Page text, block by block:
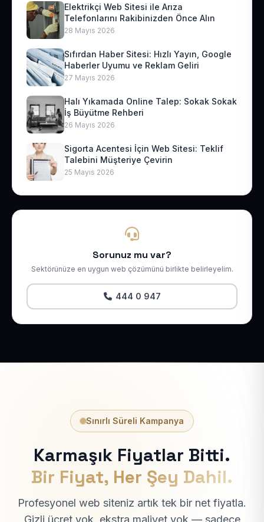
Elektrikçi Web Sitesi ile Arıza
Telefonlarını Rakibinizden Önce Alın
28 Mayıs 2026
Sıfırdan Haber Sitesi: Hızlı Yayın, Google
Haberler Uyumu ve Reklam Geliri
27 Mayıs 2026
Halı Yıkamada Online Talep: Sokak Sokak
İş Büyütme Rehberi
26 Mayıs 2026
Sigorta Acentesi İçin Web Sitesi: Teklif
Talebini Müşteriye Çevirin
25 Mayıs 2026
Sorunuz mu var?
Sektörünüze en uygun web çözümünü birlikte belirleyelim.
444 0 947
Sınırlı Süreli Kampanya
Karmaşık Fiyatlar Bitti.
Bir Fiyat, Her Şey Dahil.
Profesyonel web siteniz artık tek bir net fiyatla.
Gizli ücret yok, ekstra maliyet yok — sadece